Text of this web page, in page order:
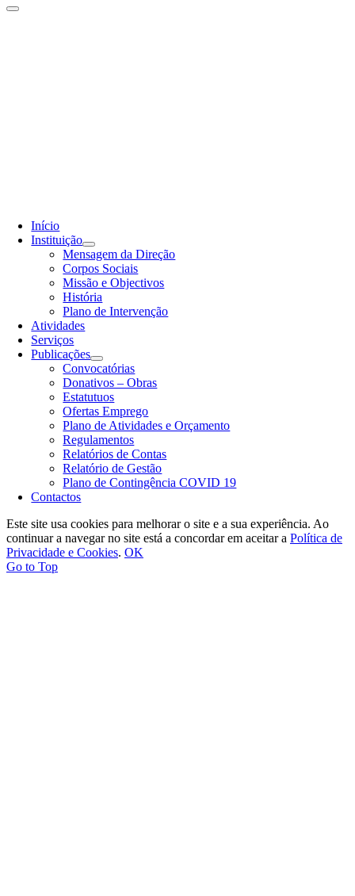
Início
Instituição
Mensagem da Direção
Corpos Sociais
Missão e Objectivos
História
Plano de Intervenção
Atividades
Serviços
Publicações
Convocatórias
Donativos – Obras
Estatutuos
Ofertas Emprego
Plano de Atividades e Orçamento
Regulamentos
Relatórios de Contas
Relatório de Gestão
Plano de Contingência COVID 19
Contactos
Este site usa cookies para melhorar o site e a sua experiência. Ao
continuar a navegar no site está a concordar em aceitar a Política de
Privacidade e Cookies. OK
Go to Top